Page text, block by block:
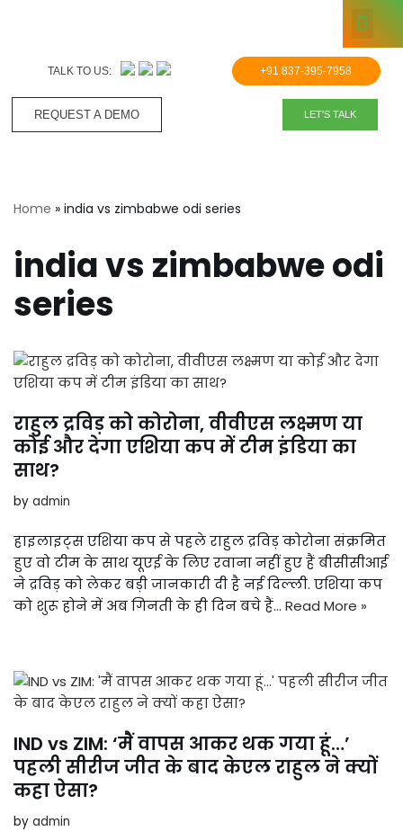
TALK TO US: +91 837-395-7958
REQUEST A DEMO​ LET'S TALK
Home » india vs zimbabwe odi series
india vs zimbabwe odi
series
राहुल द्रविड़ को कोरोना, वीवीएस लक्ष्मण या
कोई और देगा एशिया कप में टीम इंडिया का
साथ?
by admin
हाइलाइट्स एशिया कप से पहले राहुल द्रविड़ कोरोना संक्रमित
हुए वो टीम के साथ यूएई के लिए रवाना नहीं हुए हैं बीसीसीआई
ने द्रविड़ को लेकर बड़ी जानकारी दी है नई दिल्ली. एशिया कप
को शुरू होने में अब गिनती के ही दिन बचे हैं… Read More »
IND vs ZIM: ‘मैं वापस आकर थक गया हूं…’
पहली सीरीज जीत के बाद केएल राहुल ने क्यों
कहा ऐसा?
by admin